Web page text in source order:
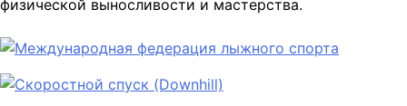
физической выносливости и мастерства.